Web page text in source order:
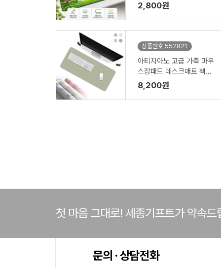
2,800원
상품번호 552821
아티지아노 고급 가죽 마우
스장패드 데스크매트 책상
깔개
8,200원
첫 마음 그대로! 세종기프트가 약속드
문의 · 상담전화